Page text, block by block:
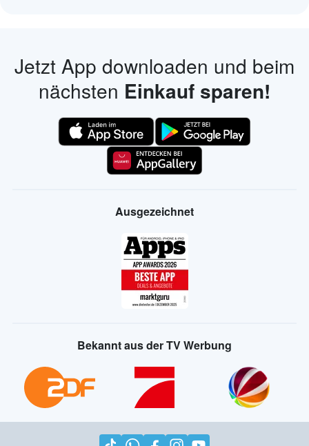
Jetzt App downloaden und beim
nächsten Einkauf sparen!
Ausgezeichnet
Bekannt aus der TV Werbung